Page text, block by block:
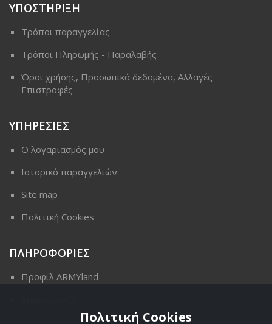
ΥΠΟΣΤΗΡΙΞΗ
Τρόποι παραγγελίας
Τρόποι Πληρωμής - Παραλαβής
Όροι χρήσης, Προσωπικά δεδομένα, Αλλαγές
Επιστροφές
ΥΠΗΡΕΣΙΕΣ
Ο λογαριασμός μου
Ιστορικό παραγγελιών
Site map
Πολιτική Cookies
ΠΛΗΡΟΦΟΡΙΕΣ
Προφιλ ARMYland
Πολιτική Cookies